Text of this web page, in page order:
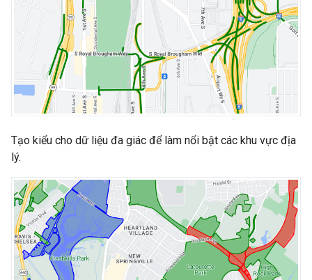
Tạo kiểu cho dữ liệu đa giác để làm nổi bật các khu vực địa
lý.